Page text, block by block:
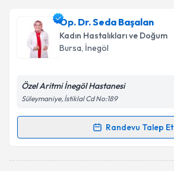
Op. Dr. Seda Başalan
Kadın Hastalıkları ve Doğum
Bursa, İnegöl
Özel Aritmi İnegöl Hastanesi
Süleymaniye, İstiklal Cd No:189
Randevu Talep Et
Randevu Takvimi Talebi